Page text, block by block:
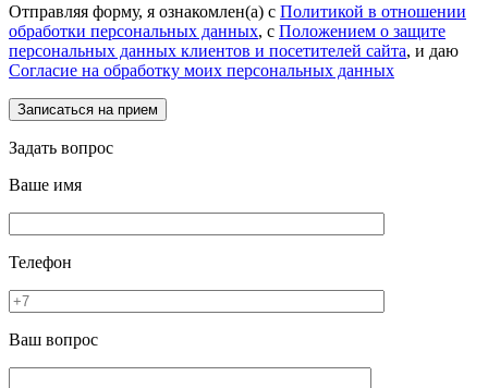
Отправляя форму, я ознакомлен(а) с Политикой в отношении
обработки персональных данных, с Положением о защите
персональных данных клиентов и посетителей сайта, и даю
Согласие на обработку моих персональных данных
Задать вопрос
Ваше имя
Телефон
Ваш вопрос